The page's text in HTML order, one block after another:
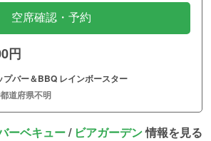
空席確認・予約
円
プバー＆BBQ レインボースター
道府県不明
ーベキュー/ ビアガーデン情報を見る